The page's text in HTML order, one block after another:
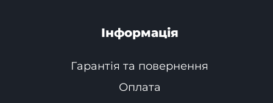
Інформація
Гарантія та повернення
Оплата